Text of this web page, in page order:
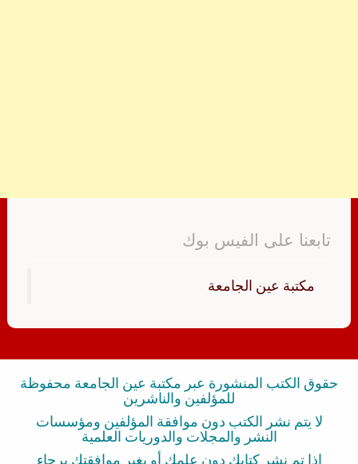
تابعنا على الفيس بوك
‏مكتبة عين الجامعة‏
حقوق الكتب المنشورة عبر مكتبة عين الجامعة محفوظة
للمؤلفين والناشرين
لا يتم نشر الكتب دون موافقة المؤلفين ومؤسسات
النشر والمجلات والدوريات العلمية
إذا تم نشر كتابك دون علمك أو بغير موافقتك برجاء